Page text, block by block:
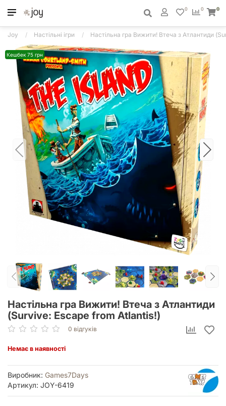
0
0 0
Joy Настільні ігри Настільна гра Вижити! Втеча з Атлантиди
Кешбек 75 грн
Настільна гра Вижити! Втеча з Атлантиди
(Survive: Escape from Atlantis!)
0 відгуків
Немає в наявності
Виробник: Games7Days
Артикул: JOY-6419